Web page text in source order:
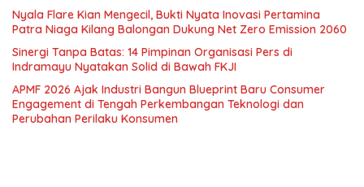
Nyala Flare Kian Mengecil, Bukti Nyata Inovasi Pertamina
Patra Niaga Kilang Balongan Dukung Net Zero Emission 2060
Sinergi Tanpa Batas: 14 Pimpinan Organisasi Pers di
Indramayu Nyatakan Solid di Bawah FKJI
APMF 2026 Ajak Industri Bangun Blueprint Baru Consumer
Engagement di Tengah Perkembangan Teknologi dan
Perubahan Perilaku Konsumen